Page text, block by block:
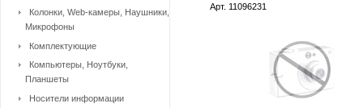
Арт. 11096231
Колонки, Web-камеры, Наушники,
Микрофоны
Комплектующие
Компьютеры, Ноутбуки,
Планшеты
Носители информации